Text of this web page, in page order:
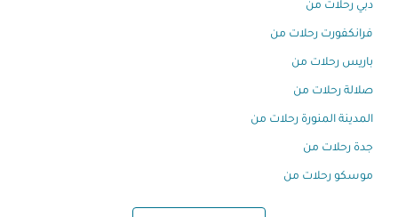
دبي رحلات من
فرانكفورت رحلات من
باريس رحلات من
صلالة رحلات من
المدينة المنورة رحلات من
جدة رحلات من
موسكو رحلات من